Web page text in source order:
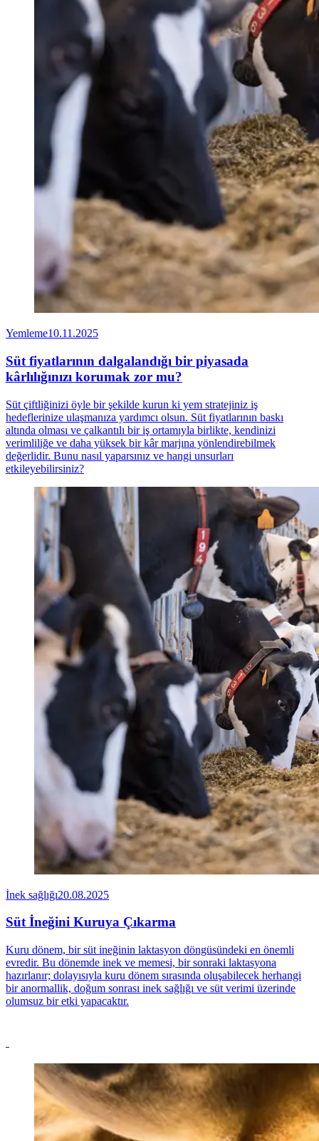
Yemleme10.11.2025
Süt fiyatlarının dalgalandığı bir piyasada
kârlılığınızı korumak zor mu?
Süt çiftliğinizi öyle bir şekilde kurun ki yem stratejiniz iş
hedeflerinize ulaşmanıza yardımcı olsun. Süt fiyatlarının baskı
altında olması ve çalkantılı bir iş ortamıyla birlikte, kendinizi
verimliliğe ve daha yüksek bir kâr marjına yönlendirebilmek
değerlidir. Bunu nasıl yaparsınız ve hangi unsurları
etkileyebilirsiniz?
İnek sağlığı20.08.2025
Süt İneğini Kuruya Çıkarma
Kuru dönem, bir süt ineğinin laktasyon döngüsündeki en önemli
evredir. Bu dönemde inek ve memesi, bir sonraki laktasyona
hazırlanır; dolayısıyla kuru dönem sırasında oluşabilecek herhangi
bir anormallik, doğum sonrası inek sağlığı ve süt verimi üzerinde
olumsuz bir etki yapacaktır.